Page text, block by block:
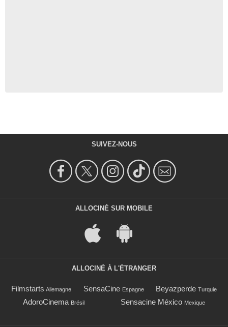
SUIVEZ-NOUS
ALLOCINÉ SUR MOBILE
ALLOCINÉ À L'ÉTRANGER
Filmstarts Allemagne SensaCine Espagne Beyazperde Turquie
AdoroCinema Brésil Sensacine México Mexique